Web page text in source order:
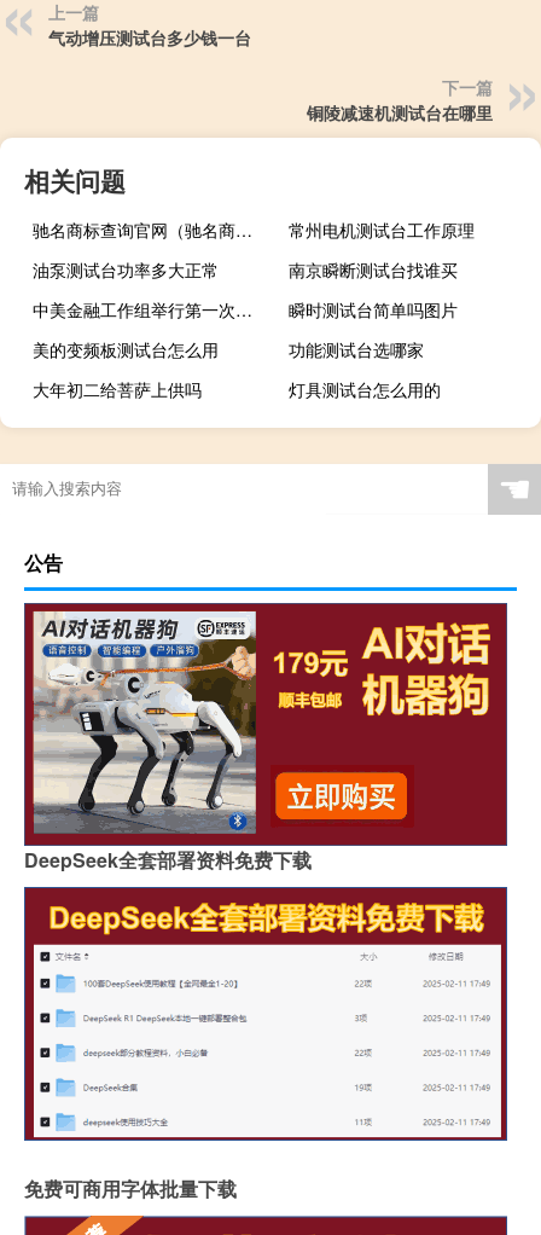
上一篇
气动增压测试台多少钱一台
下一篇
铜陵减速机测试台在哪里
相关问题
驰名商标查询官网（驰名商标和著名商标的区别）
常州电机测试台工作原理
油泵测试台功率多大正常
南京瞬断测试台找谁买
中美金融工作组举行第一次会议
瞬时测试台简单吗图片
美的变频板测试台怎么用
功能测试台选哪家
大年初二给菩萨上供吗
灯具测试台怎么用的
☚
公告
DeepSeek全套部署资料免费下载
免费可商用字体批量下载